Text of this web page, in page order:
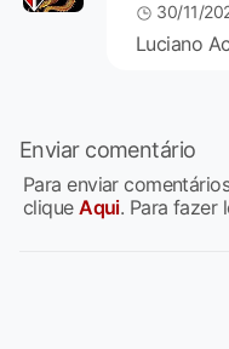
30/11/
Luciano
Enviar comentário
Para enviar
cliqueAqui. Para fazer